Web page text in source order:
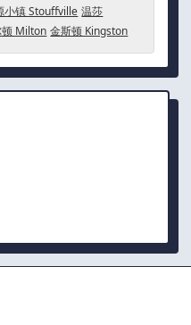
小镇 Stouffville 温莎
顿 Milton 金斯顿 Kingston